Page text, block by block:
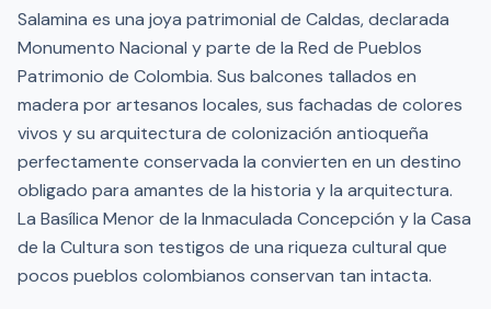
Salamina es una joya patrimonial de Caldas, declarada
Monumento Nacional y parte de la Red de Pueblos
Patrimonio de Colombia. Sus balcones tallados en
madera por artesanos locales, sus fachadas de colores
vivos y su arquitectura de colonización antioqueña
perfectamente conservada la convierten en un destino
obligado para amantes de la historia y la arquitectura.
La Basílica Menor de la Inmaculada Concepción y la Casa
de la Cultura son testigos de una riqueza cultural que
pocos pueblos colombianos conservan tan intacta.